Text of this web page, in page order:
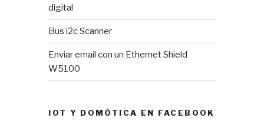
digital
Bus i2c Scanner
Enviar email con un Ethernet Shield
W5100
IOT Y DOMÓTICA EN FACEBOOK